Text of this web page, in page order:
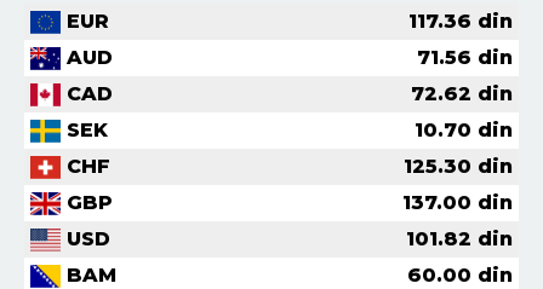
EUR 117.36 din
AUD
71.56 din
CAD
72.62 din
SEK
10.70 din
CHF
125.30 din
GBP
137.00 din
USD
101.82 din
BAM
60.00 din